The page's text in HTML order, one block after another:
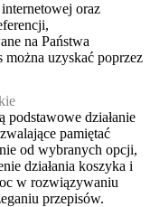
oraz
na Państwa
uzyskać poprzez
podstawowe działanie
pamiętać
od wybranych opcji,
działania koszyka i
w rozwiązywaniu
przepisów.